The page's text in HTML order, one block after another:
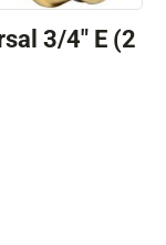
3/4" E (2